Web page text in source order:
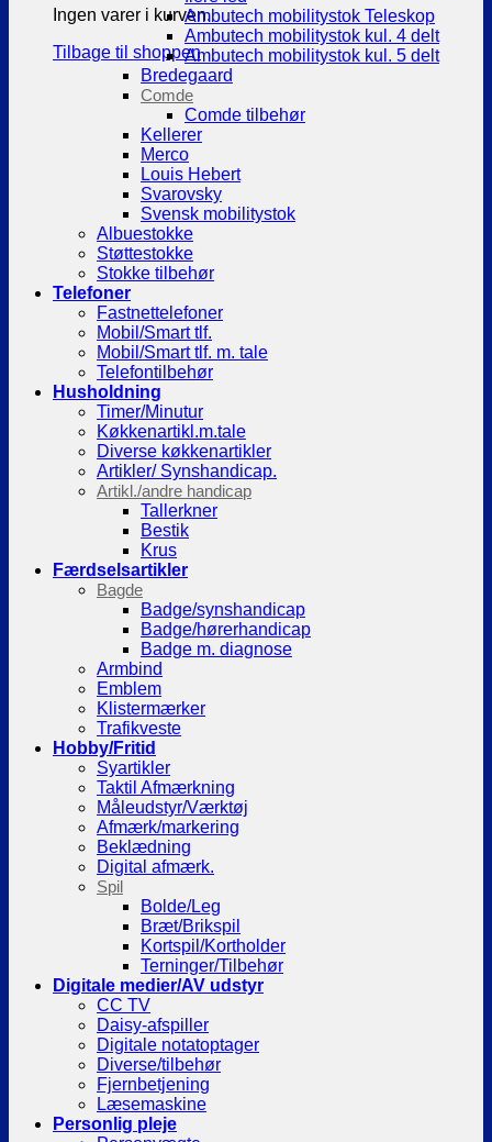
Ingen varer i kurven.
Tilbage til shoppen
Ambutech mobilitystok Teleskop
Ambutech mobilitystok kul. 4 delt
Ambutech mobilitystok kul. 5 delt
Bredegaard
Comde
Comde tilbehør
Kellerer
Merco
Louis Hebert
Svarovsky
Svensk mobilitystok
Albuestokke
Støttestokke
Stokke tilbehør
Telefoner
Fastnettelefoner
Mobil/Smart tlf.
Mobil/Smart tlf. m. tale
Telefontilbehør
Husholdning
Timer/Minutur
Køkkenartikl.m.tale
Diverse køkkenartikler
Artikler/ Synshandicap.
Artikl./andre handicap
Tallerkner
Bestik
Krus
Færdselsartikler
Bagde
Badge/synshandicap
Badge/hørerhandicap
Badge m. diagnose
Armbind
Emblem
Klistermærker
Trafikveste
Hobby/Fritid
Syartikler
Taktil Afmærkning
Måleudstyr/Værktøj
Afmærk/markering
Beklædning
Digital afmærk.
Spil
Bolde/Leg
Bræt/Brikspil
Kortspil/Kortholder
Terninger/Tilbehør
Digitale medier/AV udstyr
CC TV
Daisy-afspiller
Digitale notatoptager
Diverse/tilbehør
Fjernbetjening
Læsemaskine
Personlig pleje